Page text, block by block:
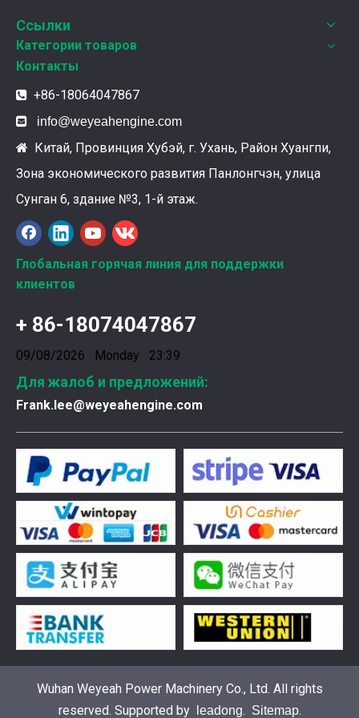
Подшипники шатунных коленчатых валов Weyeah
Введена в эксплуатацию установка нового поколения на базе Jenbacher J624
Генераторная установка на природном газе,
Ссылки
Категории товаров
Контакты
 +86-18064047867
 info@weyeahengine.com
 Китай, Провинция Хубэй, г. Ухань, Район Хуангпи,
Зона экономического развития Панлонгчэн, улица
Сунган 6, здание №3, 1-й этаж.
Глобальная горячая линия для поддержки
клиентов
+ 86-18074047867
09/08/2026 Monday 23:39
Для жалоб и предложений:
Frank.lee@weyeahengine.com
Wuhan Weyeah Power Machinery Co., Ltd. All rights
reserved. Supported by
leadong Sitemap.